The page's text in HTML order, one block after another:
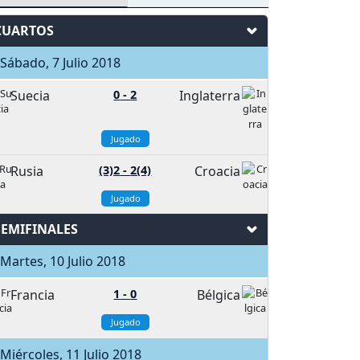
7 Julio 2018
Suecia
0 -2 Inglaterra
Jugado
Rusia (3)2 -2(4) Croacia
Jugado
10 Julio 2018
Francia
1 -0 Bélgica
Jugado
11 Julio 2018